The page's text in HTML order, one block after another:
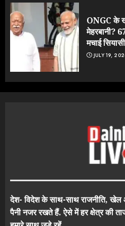
ONGC के
मेहरबानी?
मचाई
JULY 19,
देश- विदेश के साथ-साथ राजनीति, खेल
पैनी नजर रखते हैं. ऐसे में हर क्षेत्र की